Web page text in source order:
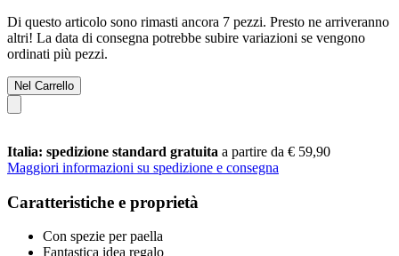
Di questo articolo sono rimasti ancora 7 pezzi. Presto ne arriveranno
altri! La data di consegna potrebbe subire variazioni se vengono
ordinati più pezzi.
Nel Carrello
Italia: spedizione standard gratuita a partire da € 59,90
Maggiori informazioni su spedizione e consegna
Caratteristiche e proprietà
Con spezie per paella
Fantastica idea regalo